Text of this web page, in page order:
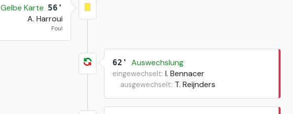
Gelbe Karte 56'
A. Harroui
Foul
62' Auswechslung
eingewechselt: I. Bennacer
ausgewechselt: T. Reijnders